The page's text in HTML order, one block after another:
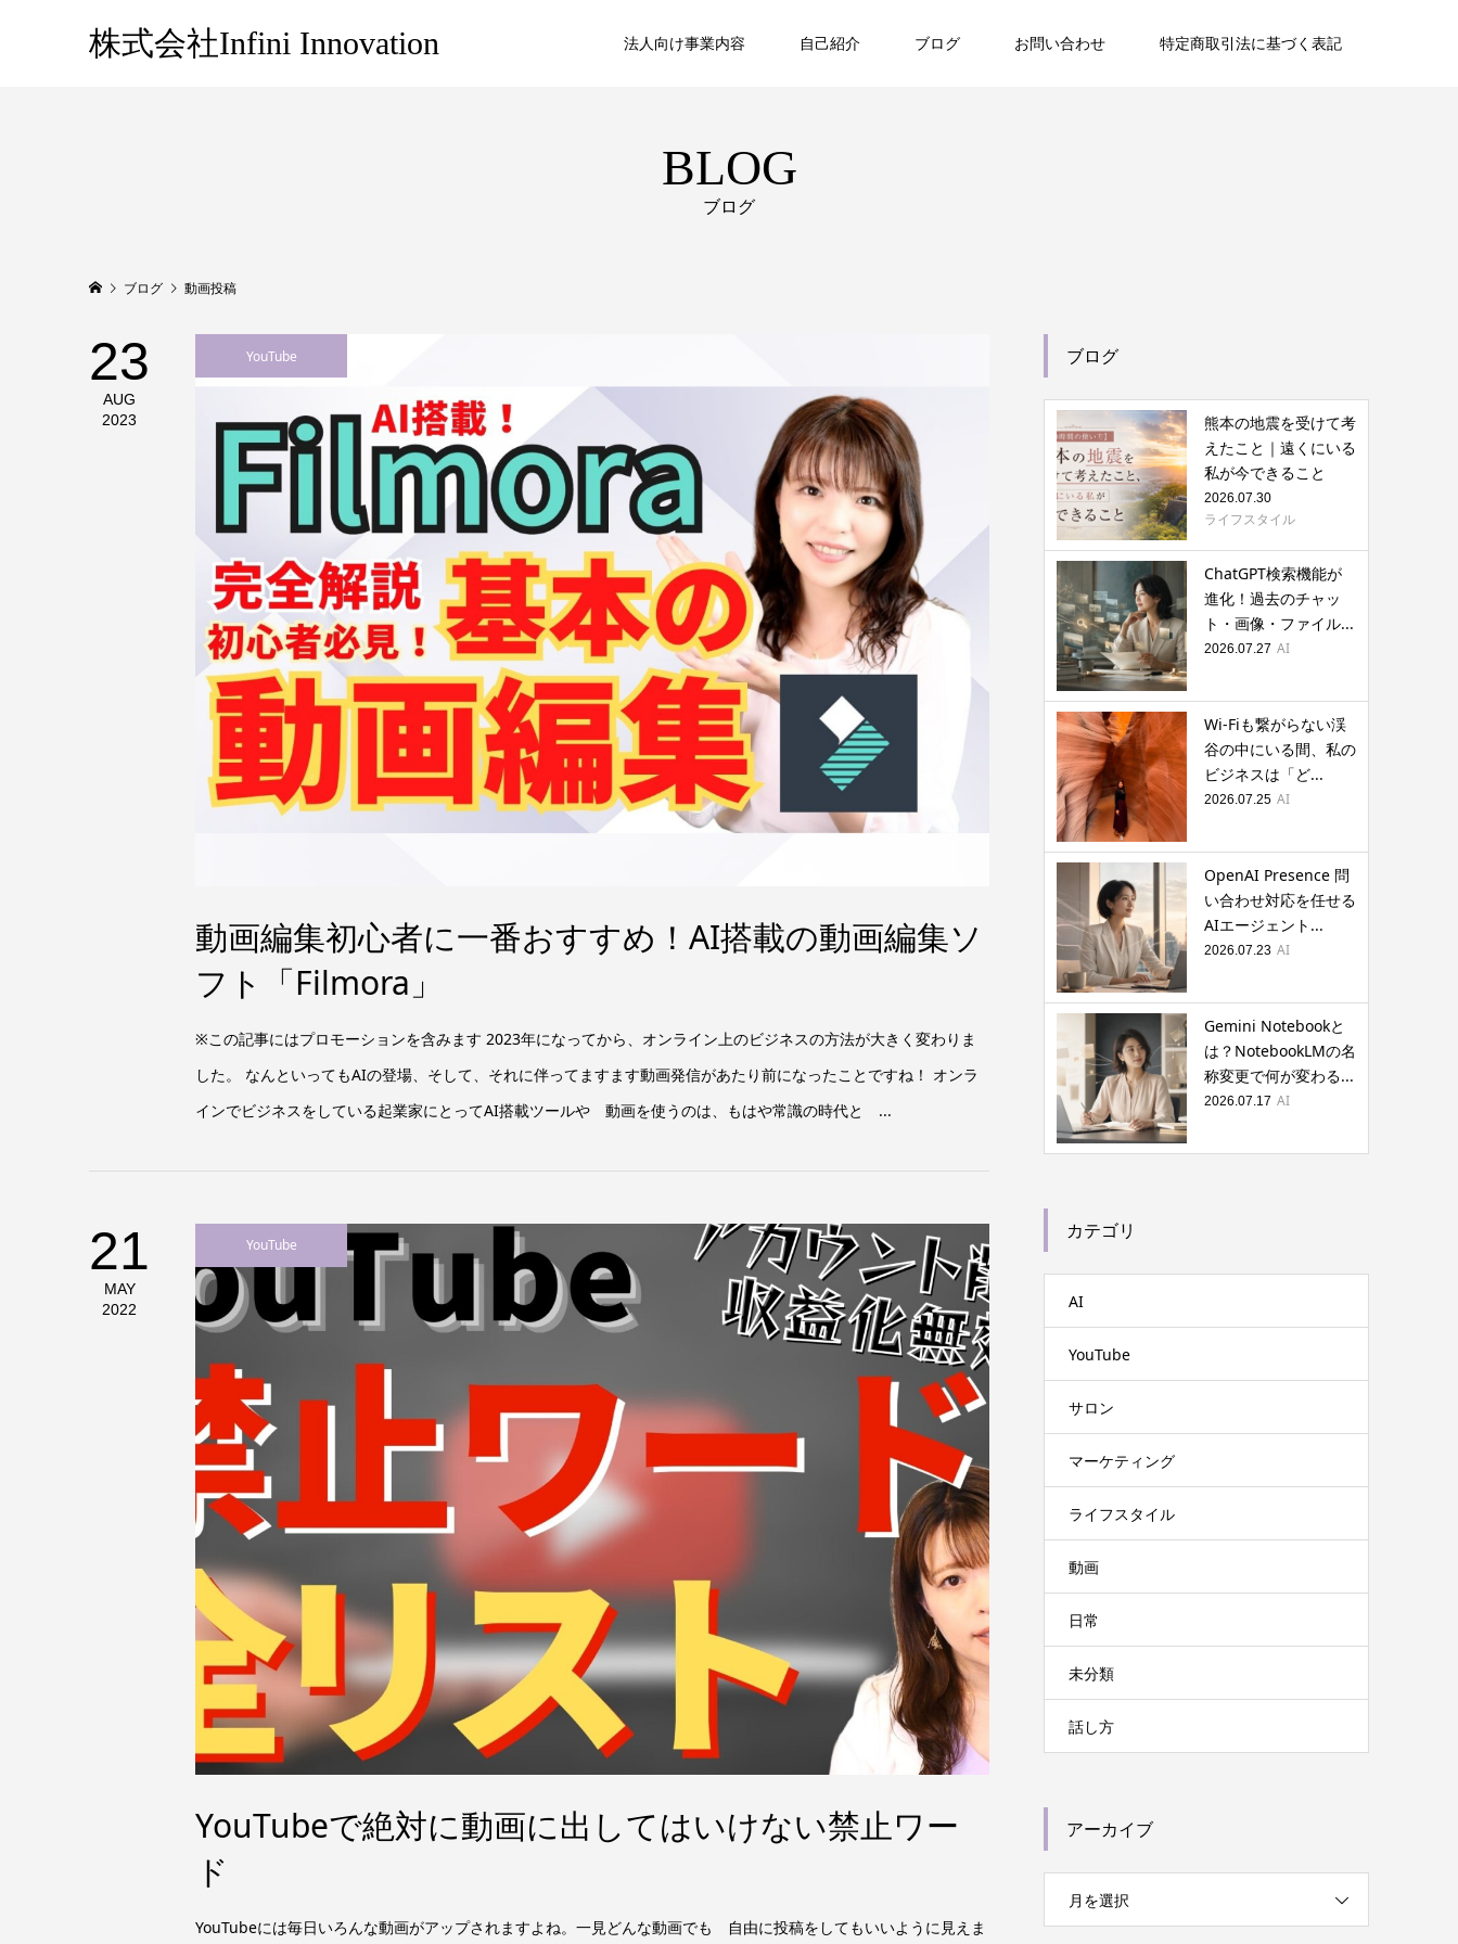
株式会社Infini Innovation 法人向け事業内容 自己紹介 ブログ お問い合わせ 特定商取引法に基づく表記
BLOG
ブログ
ブログ 動画投稿
23
AUG
2023
YouTube
動画編集初心者に一番おすすめ！AI搭載の動画編集ソ
フト「Filmora」
※この記事にはプロモーションを含みます 2023年になってから、オンライン上のビジネスの方法が大きく変わりま
した。 なんといってもAIの登場、そして、それに伴ってますます動画発信があたり前になったことですね！ オンラ
インでビジネスをしている起業家にとってAI搭載ツールや 動画を使うのは、もはや常識の時代と ...
21
MAY
2022
YouTube
YouTubeで絶対に動画に出してはいけない禁止ワー
ド
YouTubeには毎日いろんな動画がアップされますよね。一見どんな動画でも 自由に投稿をしてもいいように見えま
ブログ
熊本の地震を受けて考
えたこと｜遠くにいる
私が今できること
2026.07.30
ライフスタイル
ChatGPT検索機能が
進化！過去のチャッ
ト・画像・ファイル...
2026.07.27 AI
Wi-Fiも繋がらない渓
谷の中にいる間、私の
ビジネスは「ど...
2026.07.25 AI
OpenAI Presence 問
い合わせ対応を任せる
AIエージェント...
2026.07.23 AI
Gemini Notebookと
は？NotebookLMの名
称変更で何が変わる...
2026.07.17 AI
カテゴリ
AI
YouTube
サロン
マーケティング
ライフスタイル
動画
日常
未分類
話し方
アーカイブ
月を選択